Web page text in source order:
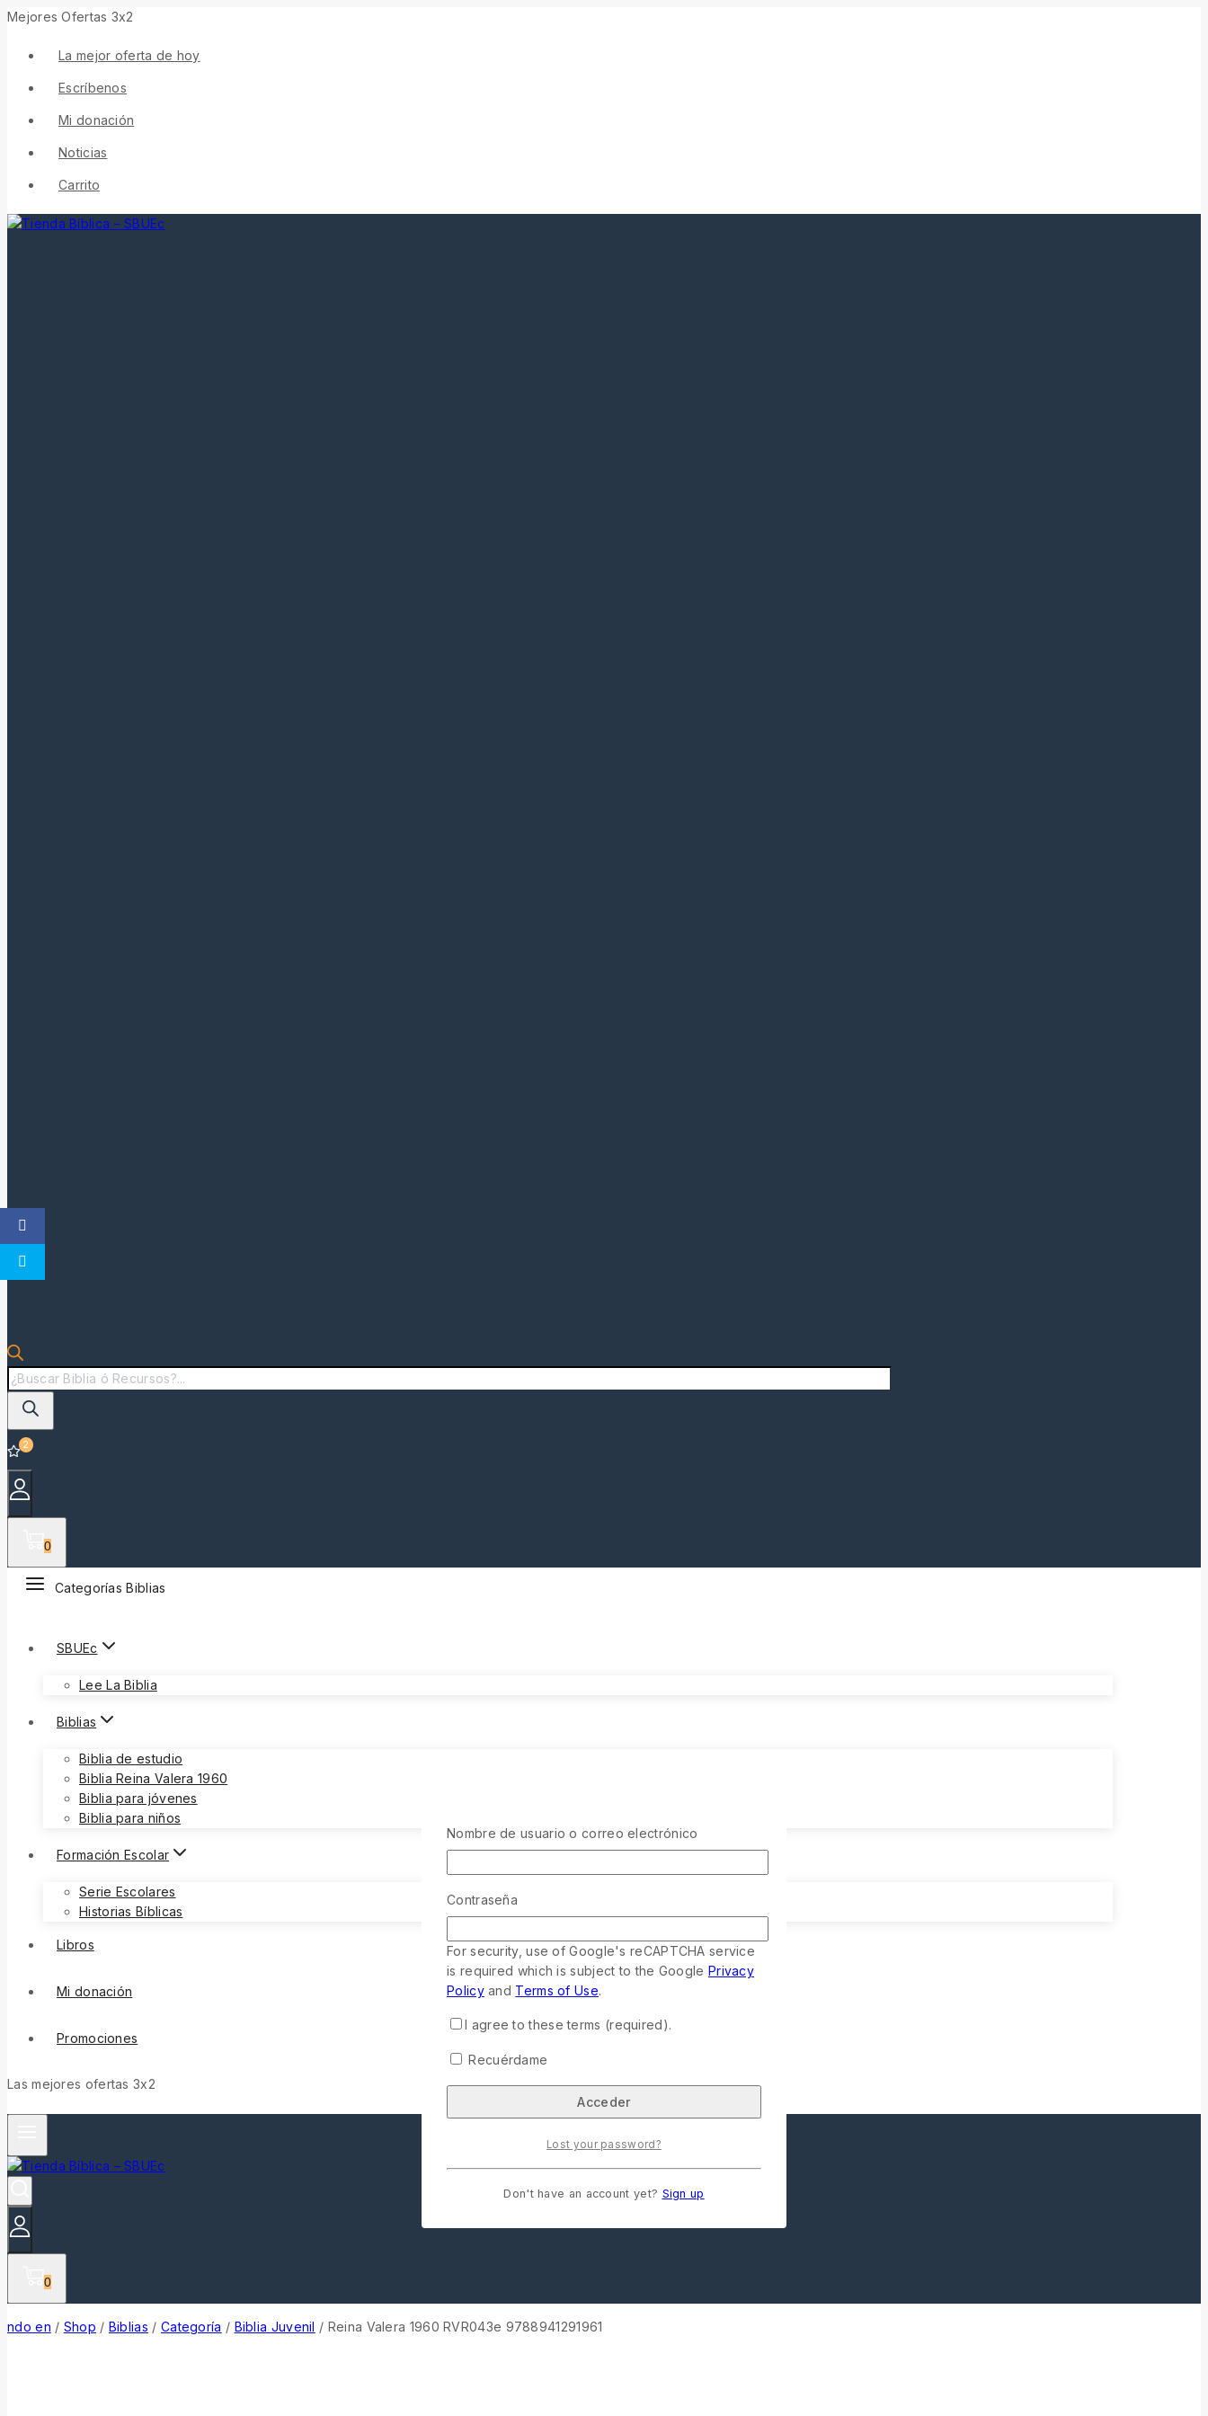
Mejores Ofertas 3x2
La mejor oferta de hoy
Escríbenos
Mi donación
Noticias
Carrito
2
0
Categorías Biblias
SBUEc
Lee La Biblia
Biblias
Biblia de estudio
Biblia Reina Valera 1960
Biblia para jóvenes
Biblia para niños
Formación Escolar
Serie Escolares
Historias Bíblicas
Libros
Mi donación
Promociones
Las mejores ofertas 3x2
0
ndo en / Shop / Biblias / Categoría / Biblia Juvenil / Reina Valera 1960 RVR043e 9788941291961
Nombre de usuario o correo electrónico
Contraseña
For security, use of Google's reCAPTCHA service
is required which is subject to the Google Privacy
Policyand Terms of Use.
I agree to these terms (required).
Recuérdame
Lost your password?
Don't have an account yet? Sign up